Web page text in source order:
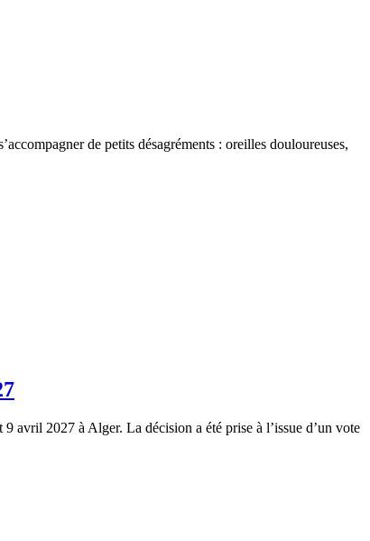
de petits désagréments : oreilles douloureuses,
avril 2027 à Alger. La décision a été prise à l’issue d’un vote